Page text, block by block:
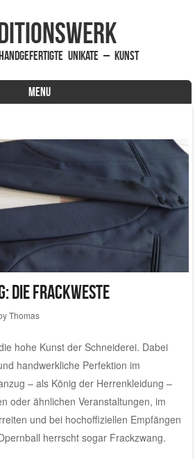
Unikate – Kunst
MENU
Die Frackweste
Thomas
hohe Kunst der Schneiderei. Dabei
handwerkliche Perfektion im
– als König der Herrenkleidung –
oder ähnlichen Veranstaltungen, im
und bei hochoffiziellen Empfängen
herrscht sogar Frackzwang.